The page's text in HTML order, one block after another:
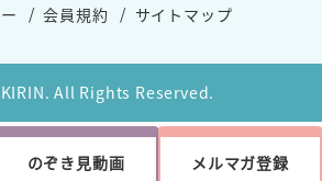
会員規約 サイトマップ
All Rights Reserved.
のぞき見動画 メルマガ登録